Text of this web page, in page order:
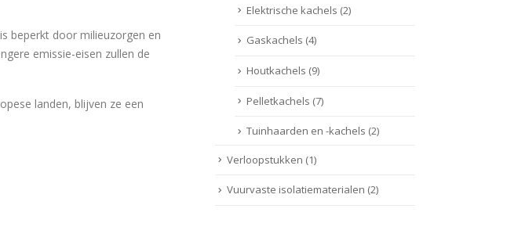
beperkt door milieuzorgen en
emissie-eisen zullen de
landen, blijven ze een
Elektrische kachels (2)
Gaskachels (4)
Houtkachels (9)
Pelletkachels (7)
Tuinhaarden en -kachels (2)
Verloopstukken (1)
Vuurvaste isolatiematerialen (2)